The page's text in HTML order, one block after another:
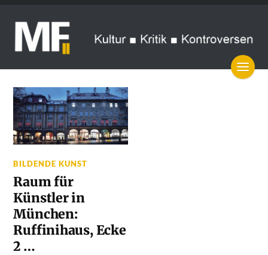
BILDENDE KUNST
Raum für
Künstler in
München:
Ruffinihaus, Ecke
2 …